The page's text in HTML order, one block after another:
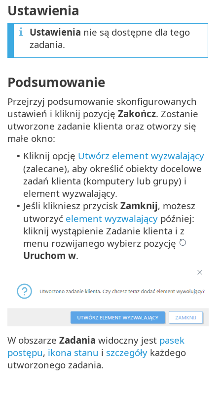
Ustawienia
Ustawienia nie są dostępne dla tego
zadania.
Podsumowanie
Przejrzyj podsumowanie skonfigurowanych
ustawień i kliknij pozycję Zakończ. Zostanie
utworzone zadanie klienta oraz otworzy się
małe okno:
• Kliknij opcję Utwórz element wyzwalający
(zalecane), aby określić obiekty docelowe
zadań klienta (komputery lub grupy) i
element wyzwalający.
• Jeśli klikniesz przycisk Zamknij, możesz
utworzyć element wyzwalający później:
kliknij wystąpienie Zadanie klienta i z
menu rozwijanego wybierz pozycję
Uruchom w.
W obszarze Zadania widoczny jest pasek
postępu, ikona stanu i szczegóły każdego
utworzonego zadania.